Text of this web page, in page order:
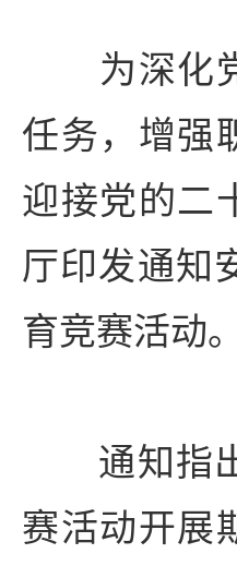
为深化
任务，增强
迎接党的二
厅印发通知
育竞赛活动。
通知指出
赛活动开展